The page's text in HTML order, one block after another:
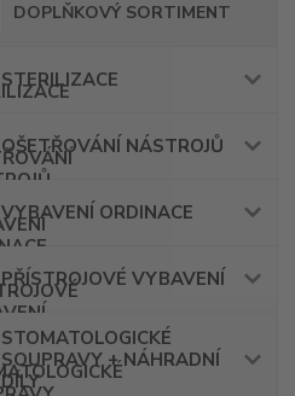
DOPLŇKOVÝ SORTIMENT
STERILIZACE
OŠETŘOVÁNÍ NÁSTROJŮ
VYBAVENÍ ORDINACE
PŘÍSTROJOVÉ VYBAVENÍ
STOMATOLOGICKÉ
SOUPRAVY + NÁHRADNÍ
DÍLY